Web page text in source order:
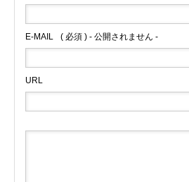
E-MAIL ( 必須 ) - 公開されません -
URL